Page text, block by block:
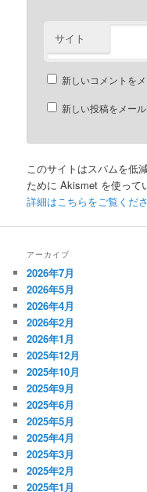
サイト
新しいコメントを
新しい投稿をメー
このサイトはスパムを低
ために Akismet を使って
詳細はこちらをご覧くだ
アーカイブ
2026年7月
2026年5月
2026年4月
2026年2月
2026年1月
2025年12月
2025年10月
2025年9月
2025年6月
2025年5月
2025年4月
2025年3月
2025年2月
2025年1月